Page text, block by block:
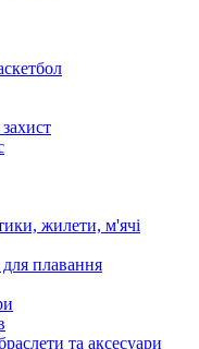
жилети, м'ячі
плавання
та аксесуари